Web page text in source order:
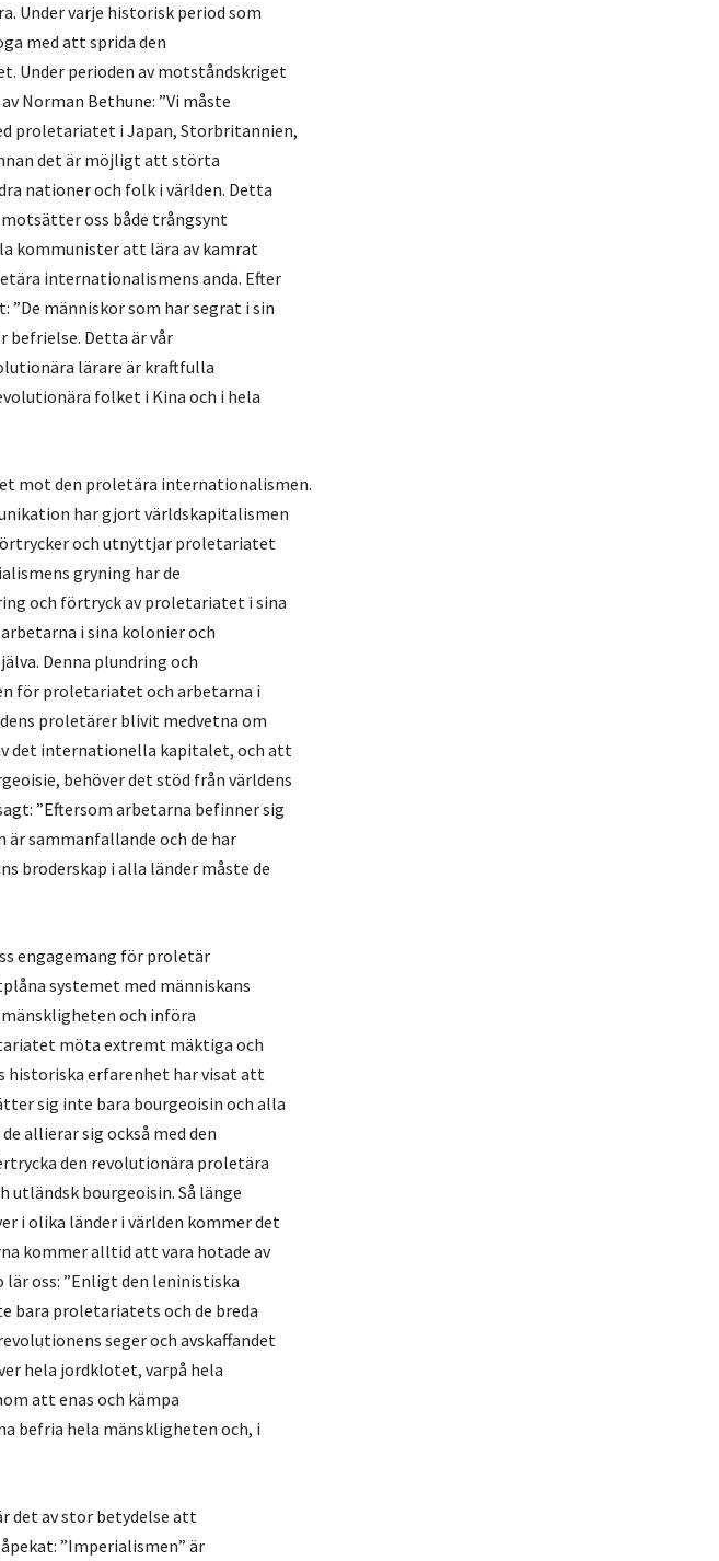
Under varje historisk period som
med att sprida den
Under perioden av motståndskriget
Norman Bethune: ”Vi måste
proletariatet i Japan, Storbritannien,
det är möjligt att störta
nationer och folk i världen. Detta
oss både trångsynt
kommunister att lära av kamrat
internationalismens anda. Efter
”De människor som har segrat i sin
befrielse. Detta är vår
lärare är kraftfulla
folket i Kina och i hela
mot den proletära internationalismen.
har gjort världskapitalismen
och utnyttjar proletariatet
gryning har de
och förtryck av proletariatet i sina
i sina kolonier och
Denna plundring och
för proletariatet och arbetarna i
proletärer blivit medvetna om
det internationella kapitalet, och att
behöver det stöd från världens
”Eftersom arbetarna befinner sig
är sammanfallande och de har
broderskap i alla länder måste de
engagemang för proletär
systemet med människans
och införa
möta extremt mäktiga och
historiska erfarenhet har visat att
sig inte bara bourgeoisin och alla
allierar sig också med den
den revolutionära proletära
utländsk bourgeoisin. Så länge
i olika länder i världen kommer det
kommer alltid att vara hotade av
oss: ”Enligt den leninistiska
bara proletariatets och de breda
seger och avskaffandet
hela jordklotet, varpå hela
att enas och kämpa
befria hela mänskligheten och, i
det av stor betydelse att
”Imperialismen” är